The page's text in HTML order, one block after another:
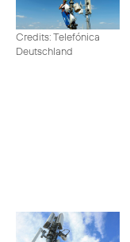
Credits: Telefónica
Deutschland